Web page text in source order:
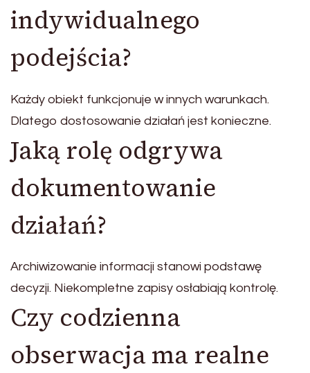
indywidualnego
podejścia?
Każdy obiekt funkcjonuje w innych warunkach.
Dlatego dostosowanie działań jest konieczne.
Jaką rolę odgrywa
dokumentowanie
działań?
Archiwizowanie informacji stanowi podstawę
decyzji. Niekompletne zapisy osłabiają kontrolę.
Czy codzienna
obserwacja ma realne